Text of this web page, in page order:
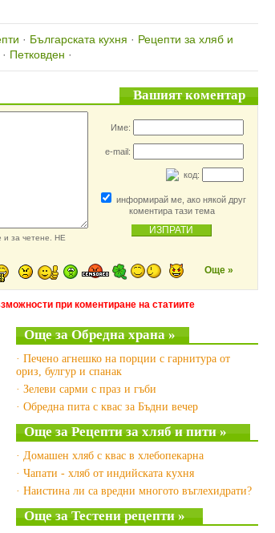
· Българската кухня · Рецепти за хляб и
· Петковден ·
Вашият коментар
и за четене. НЕ
Име:
e-mail:
код:
информирай ме, ако някой друг
коментира тази тема
Още »
при коментиране на статиите
Още за Обредна храна »
· Печено агнешко на порции с гарнитура от
ориз, булгур и спанак
· Зелеви сарми с праз и гъби
· Обредна пита с квас за Бъдни вечер
Още за Рецепти за хляб и пити »
· Домашен хляб с квас в хлебопекарна
· Чапати - хляб от индийската кухня
· Наистина ли са вредни многото въглехидрати?
Още за Тестени рецепти »